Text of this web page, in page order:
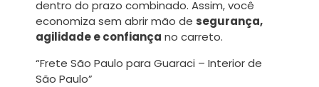
dentro do prazo combinado. Assim, você
economiza sem abrir mão de segurança,
agilidade e confiança no carreto.
“Frete São Paulo para Guaraci – Interior de
São Paulo”